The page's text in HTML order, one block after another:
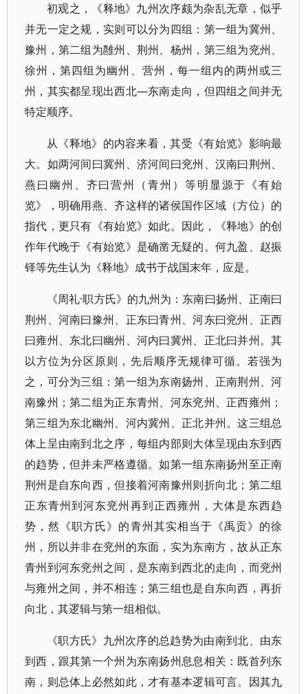
初观之，《释地》九州次序颇为杂乱无章，似乎
并无一定之规，实则可以分为四组：第一组为冀州、
豫州，第二组为雝州、荆州、杨州，第三组为兖州、
徐州，第四组为幽州、营州，每一组内的两州或三
州，其实都呈现出西北—东南走向，但四组之间并无
特定顺序。
从《释地》的内容来看，其受《有始览》影响最
大。如两河间曰冀州、济河间曰兖州、汉南曰荆州、
燕曰幽州、齐曰营州（青州）等明显源于《有始
览》，明确用燕、齐这样的诸侯国作区域（方位）的
指代，更只有《有始览》如此。因此，《释地》的创
作年代晚于《有始览》是确凿无疑的。何九盈、赵振
铎等先生认为《释地》成书于战国末年，应是。
《周礼·职方氏》的九州为：东南曰扬州、正南曰
荆州、河南曰豫州、正东曰青州、河东曰兖州、正西
曰雍州、东北曰幽州、河内曰冀州、正北曰并州。其
以方位为分区原则，先后顺序无规律可循。若强为
之，可分为三组：第一组为东南扬州、正南荆州、河
南豫州；第二组为正东青州、河东兖州、正西雍州；
第三组为东北幽州、河内冀州、正北并州。这三组总
体上呈由南到北之序，每组内部则大体呈现由东到西
的趋势，但并未严格遵循。如第一组东南扬州至正南
荆州是自东向西，但接着河南豫州则折向北；第二组
正东青州到河东兖州再到正西雍州，大体是东西趋
势，然《职方氏》的青州其实相当于《禹贡》的徐
州，所以并非在兖州的东面，实为东南方，故从正东
青州到河东兖州之间，是东南到西北的走向，而兖州
与雍州之间，并不相连；第三组也是自东向西，再折
向北，其逻辑与第一组相似。
《职方氏》九州次序的总趋势为由南到北、由东
到西，跟其第一个州为东南扬州息息相关：既首列东
南，则总体上必然如此，才有基本逻辑可言。因其九